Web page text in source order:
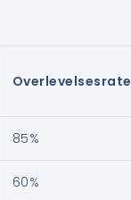
Overlevelsesrate
85%
60%